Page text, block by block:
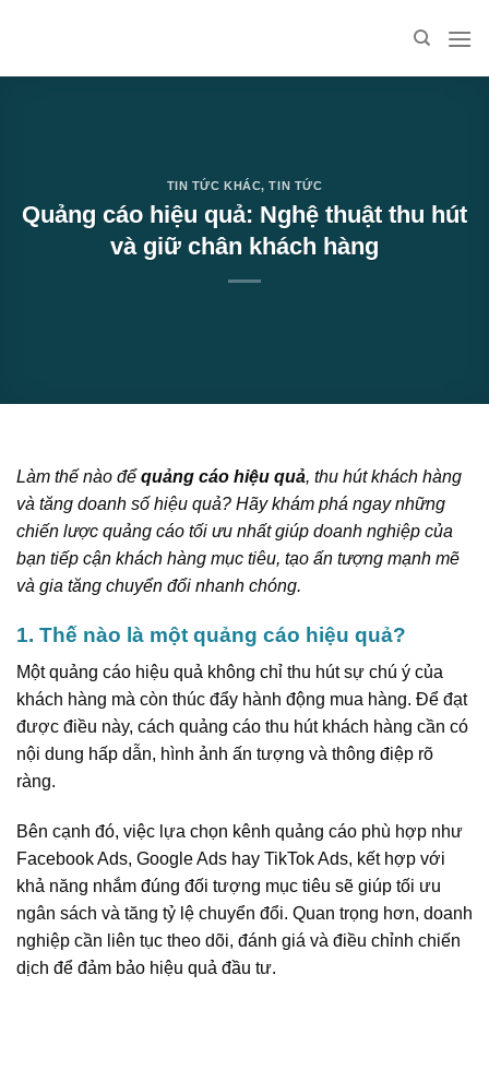
TIN TỨC KHÁC,TIN TỨC
Quảng cáo hiệu quả: Nghệ thuật thu hút
và giữ chân khách hàng
Làm thế nào đểquảng cáo hiệu quả, thu hút khách hàng
và tăng doanh số hiệu quả? Hãy khám phá ngay những
chiến lược quảng cáo tối ưu nhất giúp doanh nghiệp của
bạn tiếp cận khách hàng mục tiêu, tạo ấn tượng mạnh mẽ
và gia tăng chuyển đổi nhanh chóng.
1. Thế nào là một quảng cáo hiệu quả?
Một quảng cáo hiệu quả không chỉ thu hút sự chú ý của
khách hàng mà còn thúc đẩy hành động mua hàng. Để đạt
được điều này, cách quảng cáo thu hút khách hàng cần có
nội dung hấp dẫn, hình ảnh ấn tượng và thông điệp rõ
ràng.
Bên cạnh đó, việc lựa chọn kênh quảng cáo phù hợp như
Facebook Ads, Google Ads hay TikTok Ads, kết hợp với
khả năng nhắm đúng đối tượng mục tiêu sẽ giúp tối ưu
ngân sách và tăng tỷ lệ chuyển đổi. Quan trọng hơn, doanh
nghiệp cần liên tục theo dõi, đánh giá và điều chỉnh chiến
dịch để đảm bảo hiệu quả đầu tư.